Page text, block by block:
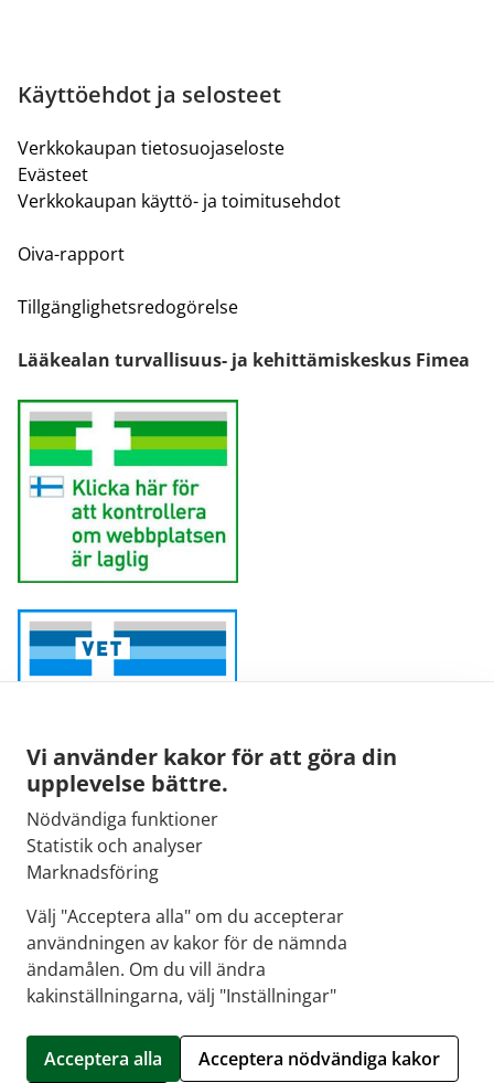
Vi använder kakor för att göra din
upplevelse bättre.
Nödvändiga funktioner
Statistik och analyser
Marknadsföring
Välj "Acceptera alla" om du accepterar
användningen av kakor för de nämnda
ändamålen. Om du vill ändra
kakinställningarna, välj "Inställningar"
Acceptera alla Acceptera nödvändiga kakor
Käyttöehdot ja selosteet
Verkkokaupan tietosuojaseloste
Evästeet
Verkkokaupan käyttö- ja toimitusehdot
Oiva-rapport
Tillgänglighetsredogörelse
Lääkealan turvallisuus- ja kehittämiskeskus Fimea
Sähköpostiosoite:
kirjaamo@fimea.fi
Fimean vaihde:
029 522 3341